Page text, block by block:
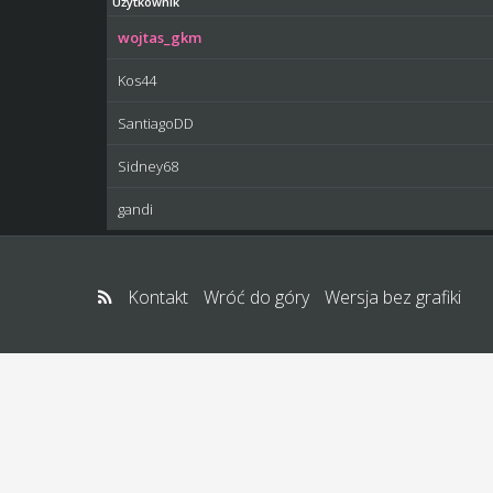
wojtas_gkm
Kos44
SantiagoDD
Sidney68
gandi
Kontakt Wróć do góry Wersja bez grafiki